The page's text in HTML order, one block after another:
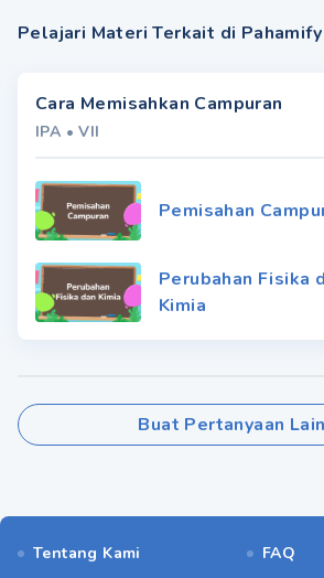
Pelajari Materi Terkait di Pahamify
Cara Memisahkan Campuran
IPA •VII
Pemisahan
Perubahan Fisika
Kimia
Buat Pertanyaan
Tentang Kami FAQ